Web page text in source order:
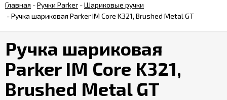
Возврат
Обзоры
ручек
Контакты
Главная -Ручки Parker -Шариковые ручки
-Ручка шариковая Parker IM Core K321, Brushed Metal GT
Ручка шариковая
Parker IM Core K321,
Brushed Metal GT